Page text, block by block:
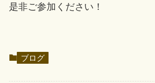
是非ご参加ください！
ブログ